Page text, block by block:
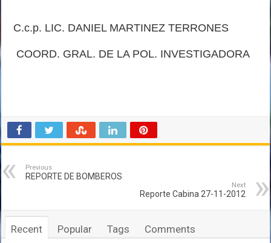
C.c.p. LIC. DANIEL MARTINEZ TERRONES
COORD. GRAL. DE LA POL. INVESTIGADORA
Previous
REPORTE DE BOMBEROS
Next
Reporte Cabina 27-11-2012
Recent Popular Tags Comments